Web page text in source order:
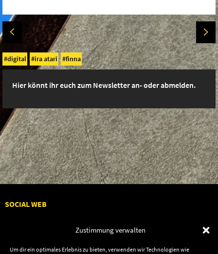
Zustimmung verwalten
Um dir ein optimales Erlebnis zu bieten, verwenden wir Technologien wie
digital ira atari finna
Hier könnt ihr euch zum Newsletter an- oder abmelden.
SOCIAL WEB